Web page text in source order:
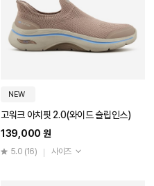
NEW
고워크 아치핏 2.0(와이드 슬립인스)
139,000 원
5.0 (16) 사이즈